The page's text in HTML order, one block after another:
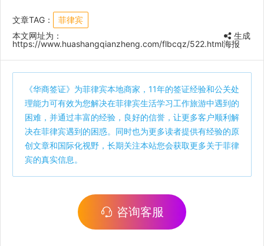
文章TAG：
菲律宾
本文网址为：
https://www.huashangqianzheng.com/flbcqz/522.html
生成
海报
《华商签证》为菲律宾本地商家，11年的签证经验和公关处
理能力可有效为您解决在菲律宾生活学习工作旅游中遇到的
困难，并通过丰富的经验，良好的信誉，让更多客户顺利解
决在菲律宾遇到的困惑。同时也为更多读者提供有经验的原
创文章和国际化视野，长期关注本站您会获取更多关于菲律
宾的真实信息。
咨询客服